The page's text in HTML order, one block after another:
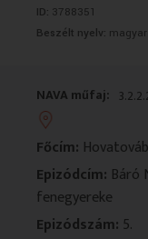
ID: 3788351
Beszélt nyelv: magyar
NAVA műfaj:
Főcím:
Epizódcím: Báró
fenegyereke
Epizódszám: 5.